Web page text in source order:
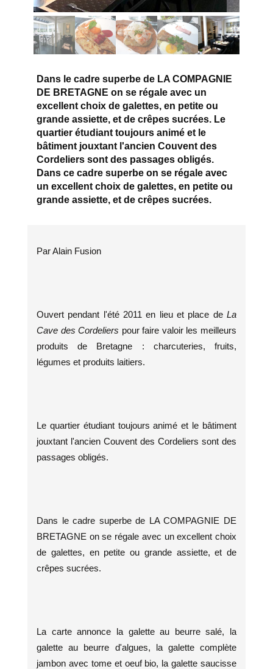
Dans le cadre superbe de LA COMPAGNIE
DE BRETAGNE on se régale avec un
excellent choix de galettes, en petite ou
grande assiette, et de crêpes sucrées. Le
quartier étudiant toujours animé et le
bâtiment jouxtant l'ancien Couvent des
Cordeliers sont des passages obligés.
Dans ce cadre superbe on se régale avec
un excellent choix de galettes, en petite ou
grande assiette, et de crêpes sucrées.
Par Alain Fusion
Ouvert pendant l'été 2011 en lieu et place de La
Cave des Cordeliers pour faire valoir les meilleurs
produits de Bretagne : charcuteries, fruits,
légumes et produits laitiers.
Le quartier étudiant toujours animé et le bâtiment
jouxtant l'ancien Couvent des Cordeliers sont des
passages obligés.
Dans le cadre superbe de LA COMPAGNIE DE
BRETAGNE on se régale avec un excellent choix
de galettes, en petite ou grande assiette, et de
crêpes sucrées.
La carte annonce la galette au beurre salé, la
galette au beurre d'algues, la galette complète
jambon avec tome et oeuf bio, la galette saucisse